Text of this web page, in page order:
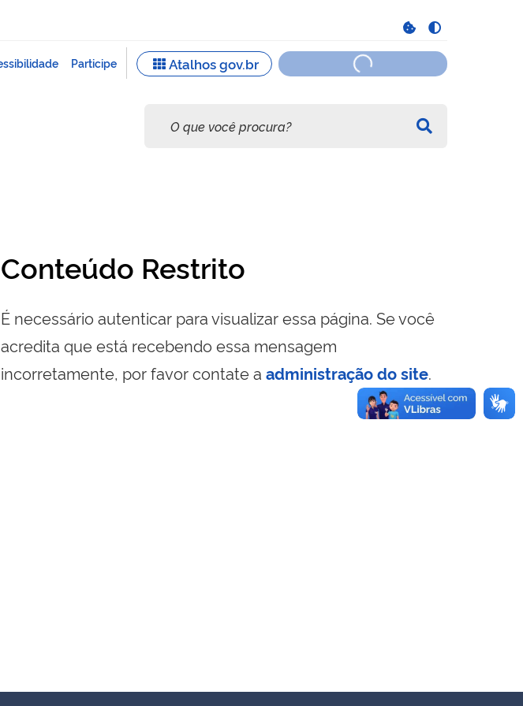
Conteúdo Restrito
É necessário autenticar para visualizar essa página. Se você
acredita que está recebendo essa mensagem
incorretamente, por favor contate a administração do site.